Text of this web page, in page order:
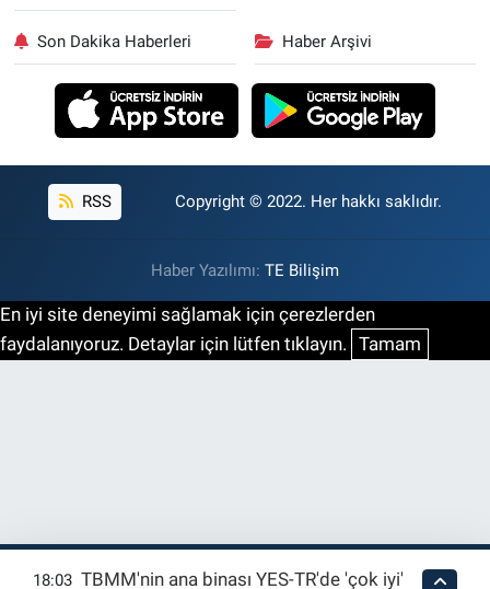
Son Dakika Haberleri Haber Arşivi
RSS Copyright © 2022. Her hakkı saklıdır.
Haber Yazılımı: TE Bilişim
En iyi site deneyimi sağlamak için çerezlerden
faydalanıyoruz. Detaylar için lütfen tıklayın. Tamam
18:03 TBMM'nin ana binası YES-TR'de 'çok iyi'